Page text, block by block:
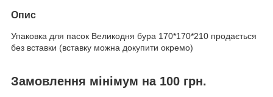
Опис
Упаковка для пасок Великодня бура 170*170*210 продається
без вставки (вставку можна докупити окремо)
Замовлення мінімум на 100 грн.